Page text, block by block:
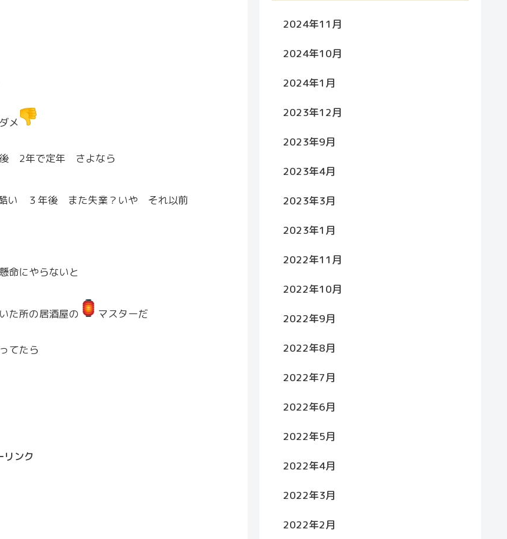
メ
2年で定年 さよなら
い ３年後 また失業？いや それ以前
にやらないと
た所の居酒屋の マスターだ
てたら
リンク
2024年11月
2024年10月
2024年1月
2023年12月
2023年9月
2023年4月
2023年3月
2023年1月
2022年11月
2022年10月
2022年9月
2022年8月
2022年7月
2022年6月
2022年5月
2022年4月
2022年3月
2022年2月